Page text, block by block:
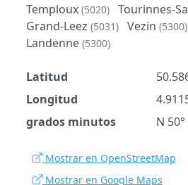
Temploux (5020) Tourinnes-
Grand-Leez (5031) Vezin (5300)
Landenne (5300)
Latitud
Longitud
grados minutos
N
Mostrar en OpenStreetMap
Mostrar en Google Maps